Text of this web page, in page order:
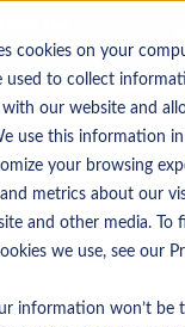
cookies on your
used to collect
our website and
use this information
your browsing
metrics about our
and other media. To
we use, see our
information won’t be
Offres
GP & BC